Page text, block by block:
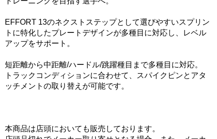
EFFORT 13のネクストステップとして選びやすいスプリン
トに特化したプレートデザインが多種目に対応し、レベル
アップをサポート。
短距離から中距離/ハードル/跳躍種目まで多種目に対応。
トラックコンディションに合わせて、スパイクピンとアタ
ッチメントの取り替えが可能です。
本商品は店頭においても販売しております。